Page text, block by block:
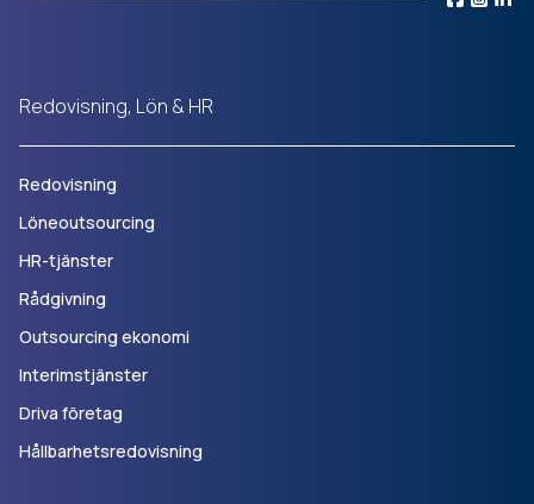
Redovisning, Lön & HR
Redovisning
Löneoutsourcing
HR-tjänster
Rådgivning
Outsourcing ekonomi
Interimstjänster
Driva företag
Hållbarhetsredovisning